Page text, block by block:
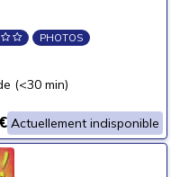
(16)
PHOTOS
(<30 min)
Actuellement indisponible